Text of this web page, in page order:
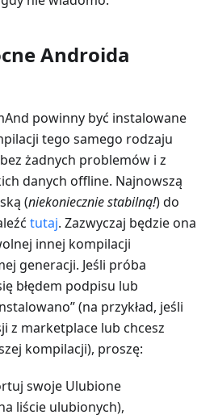
Androida
powinny być instalowane
tego samego rodzaju
żadnych problemów i z
danych offline. Najnowszą
(niekoniecznie stabilną!) do
tutaj. Zazwyczaj będzie ona
innej kompilacji
generacji. Jeśli próba
błędem podpisu lub
(na przykład, jeśli
z marketplace lub chcesz
kompilacji), proszę:
swoje Ulubione
liście ulubionych),